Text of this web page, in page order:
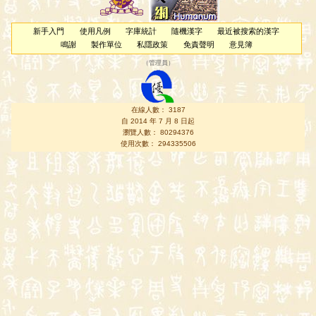
新手入門 使用凡例 字庫統計 隨機漢字
最近被搜索的漢字
鳴謝
製作單位 私隱政策 免責聲明 意見簿
（管理員 ）
在線人數： 3187
自 2014 年 7 月 8 日起
瀏覽人數： 80294376
使用次數： 294335506